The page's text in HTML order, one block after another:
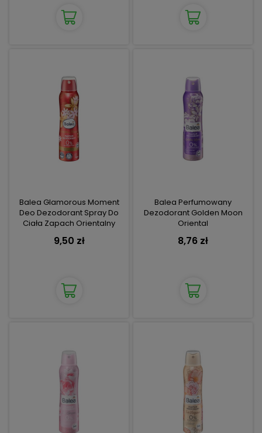
Balea Glamorous Moment
Deo Dezodorant Spray Do
Ciała Zapach Orientalny
9,50 zł
Balea Perfumowany
Dezodorant Golden Moon
Oriental
8,76 zł